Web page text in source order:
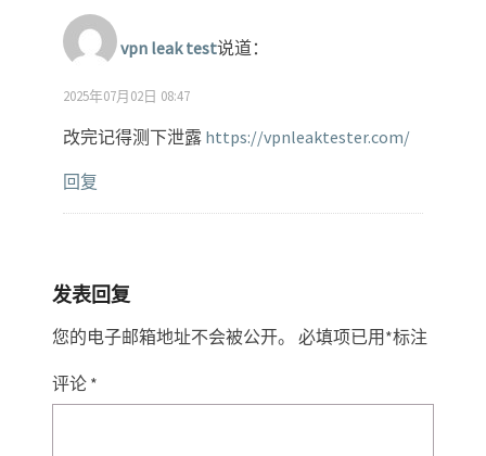
vpn leak test说道：
2025年07月02日 08:47
改完记得测下泄露 https://vpnleaktester.com/
回复
发表回复
您的电子邮箱地址不会被公开。 必填项已用*标注
评论 *